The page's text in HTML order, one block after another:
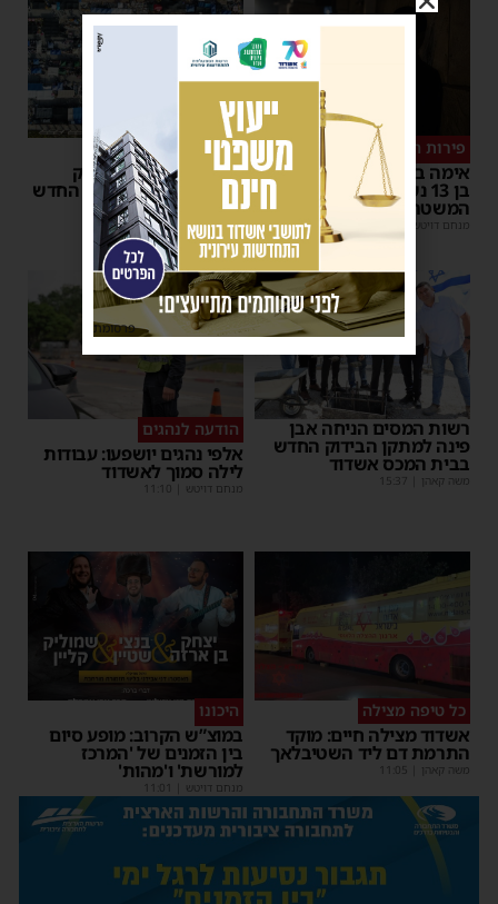
פירות ההסתה
אימה באשדוד: בחור ישיבה
בן 13 נשדד באיומי רצח –
המשטרה הקימה צח”מ
מנחם דויטש
שימו לב
שינוי חריג במועד השוק
באשדוד – זה התאריך החדש
מנחם דויטש |
16:07
רשות המסים הניחה אבן
פינה למתקן הבידוק החדש
בבית המכס אשדוד
משה קאהן 15:37
הודעה לנהגים
אלפי נהגים יושפעו: עבודות
לילה סמוך לאשדוד
מנחם דויטש
כל טיפה מצילה
אשדוד מצילה חיים: מוקד
התרמת דם ליד השטיבלאך
משה קאהן 11:05
היכונו
במוצ”ש הקרוב: מופע סיום
בין הזמנים של 'המרכז
למורשת' ו'מהות'
מנחם דויטש 11:01
פרסומת